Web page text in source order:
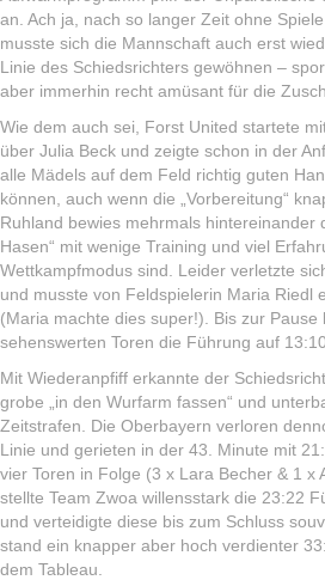
an. Ach ja, nach so langer Zeit ohne
musste sich die Mannschaft auch erst
Linie des Schiedsrichters gewöhnen –
aber immerhin recht amüsant für die
Wie dem auch sei, Forst United startete
über Julia Beck und zeigte schon in der
alle Mädels auf dem Feld richtig guten
können, auch wenn die „Vorbereitung“
Ruhland bewies mehrmals hintereinander
Hasen“ mit wenige Training und viel
Wettkampfmodus sind. Leider verletzte
und musste von Feldspielerin Maria Riedl
(Maria machte dies super!). Bis zur Pause
sehenswerten Toren die Führung auf
Mit Wiederanpfiff erkannte der
grobe „in den Wurfarm fassen“ und
Zeitstrafen. Die Oberbayern verloren
Linie und gerieten in der 43. Minute mit
vier Toren in Folge (3 x Lara Becher & 1 x
stellte Team Zwoa willensstark die 23:22
und verteidigte diese bis zum Schluss
stand ein knapper aber hoch verdienter
dem Tableau.